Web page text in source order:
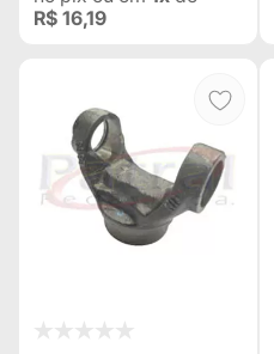
R$ 16,19